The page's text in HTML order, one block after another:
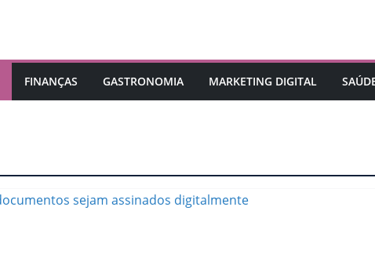
FINANÇAS GASTRONOMIA MARKETING DIGITAL